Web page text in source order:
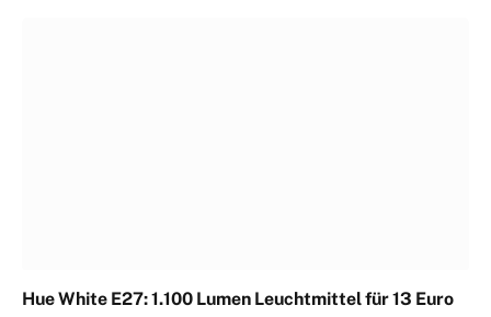
Hue White E27: 1.100 Lumen Leuchtmittel für 13 Euro